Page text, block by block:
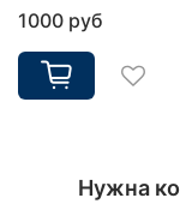
1000 руб
Нужна